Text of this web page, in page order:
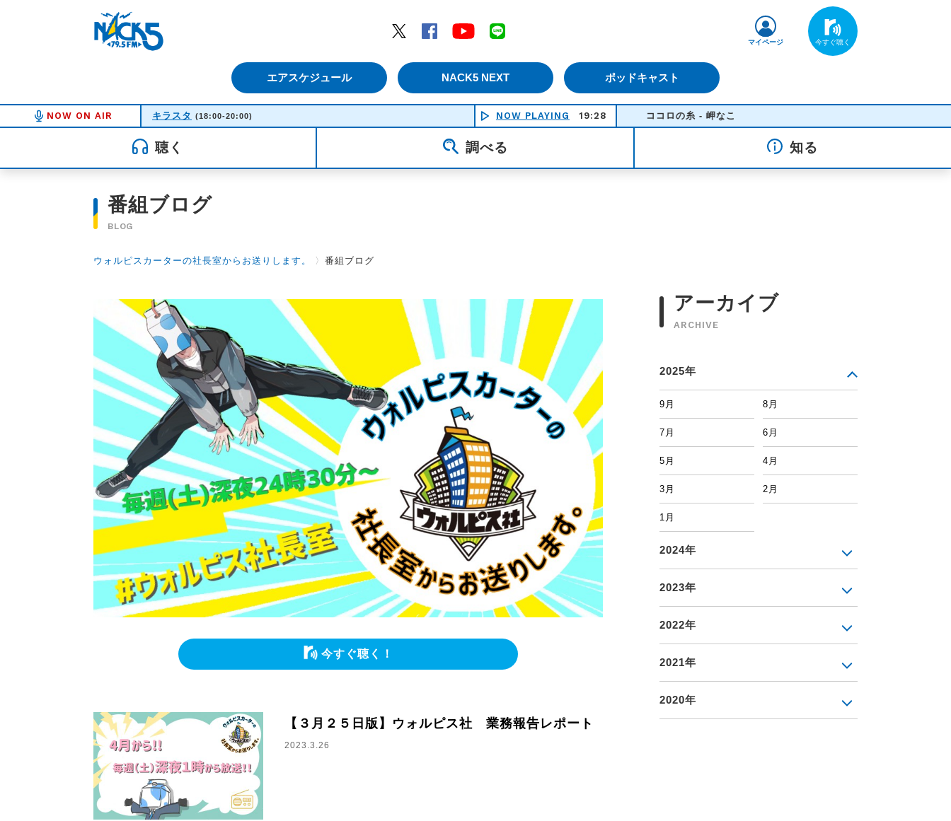
Twitter
Facebook YouTube
エアスケジュール NACK5 NEXT ポッドキャスト
マイページ
NOW ON AIR キラスタ (18:00-20:00) NOW PLAYING 19:28 ココロの糸 - 岬なこ
聴く 調べる 知る
番組ブログ
BLOG
ウォルピスカーターの社長室からお送りします。 〉 番組ブログ
今すぐ聴く！
【３月２５日版】ウォルピス社 業務報告レポート
2023.3.26
アーカイブ
ARCHIVE
2025年
9月 8月
7月 6月
5月 4月
3月 2月
1月
2024年
2023年
2022年
2021年
2020年